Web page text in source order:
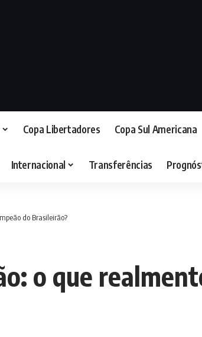
Copa Libertadores Copa Sul Americana
Internacional Transferências
do Brasileirão?
o que